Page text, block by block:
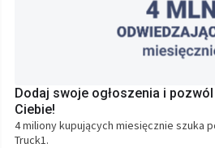
Dodaj swoje ogłoszenia i
Ciebie!
4 miliony kupujących miesięcznie szuka
Truck1.